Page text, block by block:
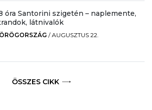
óra Santorini szigetén – naplemente,
látnivalók
/AUGUSZTUS 22.
ÖSSZES CIKK